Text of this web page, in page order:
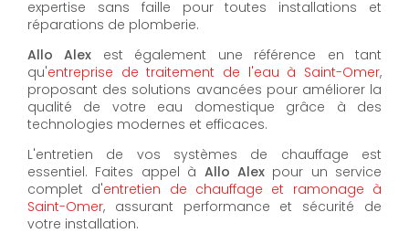
expertise sans faille pour toutes installations et
réparations de plomberie.
Allo Alex est également une référence en tant
qu'entreprise de traitement de l'eau à Saint-Omer,
proposant des solutions avancées pour améliorer la
qualité de votre eau domestique grâce à des
technologies modernes et efficaces.
L'entretien de vos systèmes de chauffage est
essentiel. Faites appel à Allo Alexpour un service
complet d'entretien de chauffage et ramonage à
Saint-Omer, assurant performance et sécurité de
votre installation.